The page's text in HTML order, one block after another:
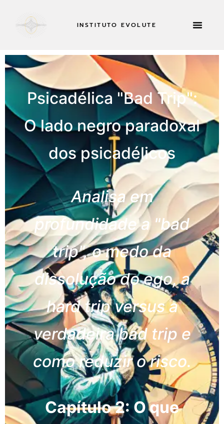
INSTITUTO EVOLUTE
Psicadélica "Bad Trip":
O lado negro paradoxal
dos psicadélicos
Analisa em
profundidade a "bad
trip", o medo da
dissolução do ego, a
hard trip versus a
verdadeira bad trip e
como reduzir o risco.
Capítulo 2: O que